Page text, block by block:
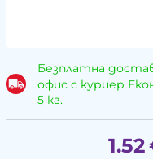
Безплатна
офис с куриер
5 кг.
1.52